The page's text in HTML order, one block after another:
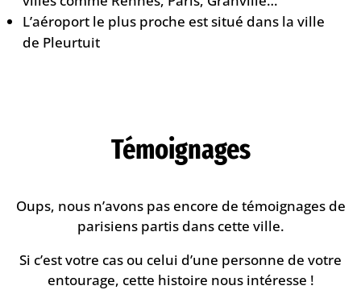
L’aéroport le plus proche est situé dans la ville
de Pleurtuit
Témoignages
Oups, nous n’avons pas encore de témoignages de
parisiens partis dans cette ville.
Si c’est votre cas ou celui d’une personne de votre
entourage, cette histoire nous intéresse !